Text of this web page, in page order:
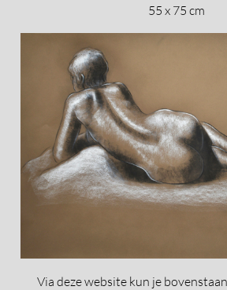
55 x 75 cm
Via deze website kun je